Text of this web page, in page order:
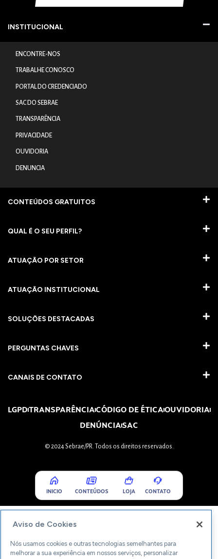
INSTITUCIONAL
ENCONTRE-NOS
TRABALHE CONOSCO
PORTAL DO CREDENCIADO
SAC DO SEBRAE
TRANSPARÊNCIA
PRIVACIDADE
OUVIDORIA
DENUNCIA
CONTEÚDOS GRATUITOS
QUAL É O SEU PERFIL?
ATUAÇÃO POR SETOR
ATUAÇÃO INSTITUCIONAL
SOLUÇÕES DESTACADAS
PERGUNTAS CHAVES​
CANAIS DE CONTATO
LGPDTRANSPARÊNCIACÓDIGO DE ÉTICAOUVIDORIA
DENÚNCIASAC
© 2024 Sebrae/PR. Todos os direitos reservados.
INICIO CONTEÚDOS LOJA CONTATO
Aviso de Cookies
Nós usamos cookies e outras tecnologias semelhantes para
melhorar a sua experiência em nossos serviços, personalizar